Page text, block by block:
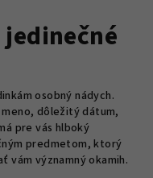
osobný nádych.
dôležitý dátum,
pre vás hlboký
predmetom, ktorý
vám významný okamih.